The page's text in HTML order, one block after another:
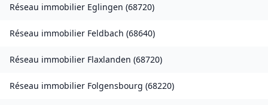
Réseau immobilier Eglingen (68720)
Réseau immobilier Feldbach (68640)
Réseau immobilier Flaxlanden (68720)
Réseau immobilier Folgensbourg (68220)